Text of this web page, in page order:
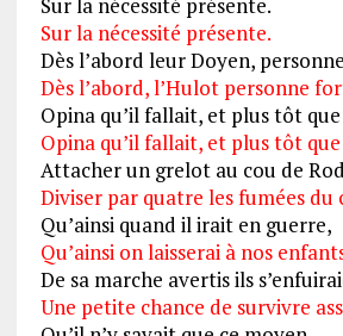
Sur la nécessité présente.
Sur la nécessité présente.
Dès l’abord leur Doyen,
Dès l’abord, l’Hulot personne
Opina qu’il fallait, et plus tôt
Opina qu’il fallait, et plus tôt
Attacher un grelot au cou de
Diviser par quatre les fumées du
Qu’ainsi quand il irait en guerre,
Qu’ainsi on laisserai à nos
De sa marche avertis ils
Une petite chance de survivre